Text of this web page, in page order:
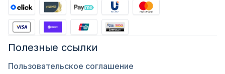
Полезные ссылки
Пользовательское соглашение